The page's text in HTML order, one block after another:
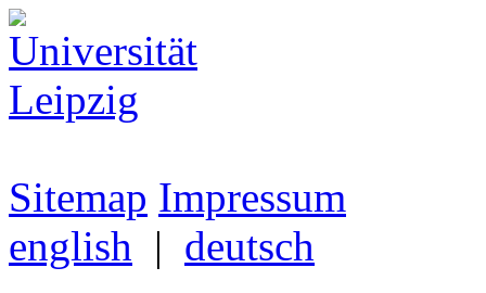
Sitemap Impressum
english | deutsch